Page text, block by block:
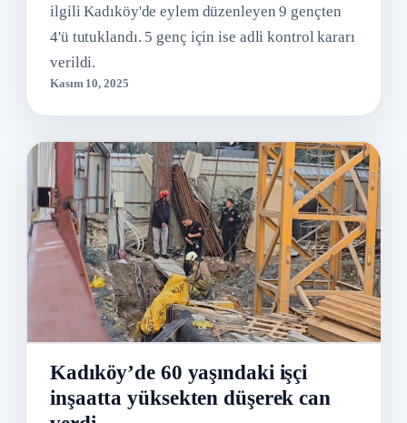
ilgili Kadıköy'de eylem düzenleyen 9 gençten
4'ü tutuklandı. 5 genç için ise adli kontrol kararı
verildi.
Kasım 10, 2025
Kadıköy’de 60 yaşındaki işçi
inşaatta yüksekten düşerek can